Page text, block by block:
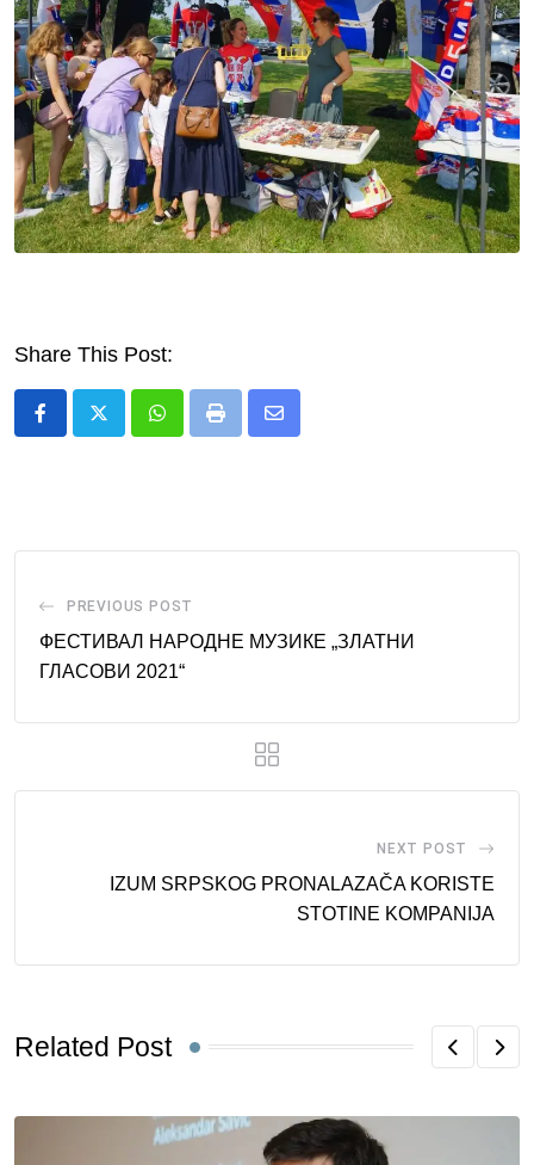
Share This Post:
WhatsappPrint
Share
PREVIOUS POST
ФЕСТИВАЛ НАРОДНЕ МУЗИКЕ „ЗЛАТНИ
ГЛАСОВИ 2021“
NEXT POST
IZUM SRPSKOG PRONALAZAČA KORISTE
STOTINE KOMPANIJA
Related Post